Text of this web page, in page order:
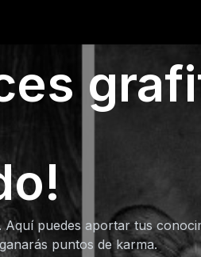
puedes aportar tus
puntos de karma.